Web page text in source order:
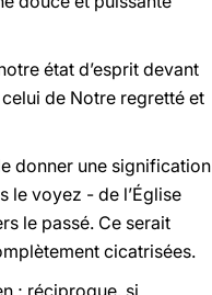
état d’esprit devant
de Notre regretté et
donner une signification
le voyez - de l’Église
le passé. Ce serait
cicatrisées.
; réciproque, si